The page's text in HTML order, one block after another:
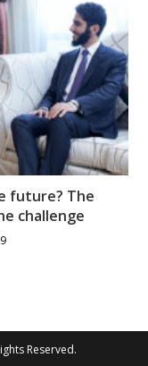
future? The
challenge
Reserved.